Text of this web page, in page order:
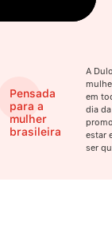
Pensada
para a
mulher
brasileira
A
em
dia
estar
ser